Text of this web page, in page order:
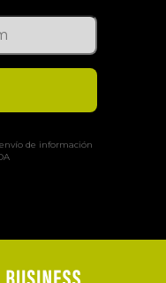
de información